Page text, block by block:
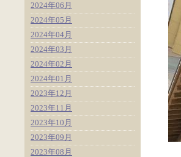
2024年06月
2024年05月
2024年04月
2024年03月
2024年02月
2024年01月
2023年12月
2023年11月
2023年10月
2023年09月
2023年08月